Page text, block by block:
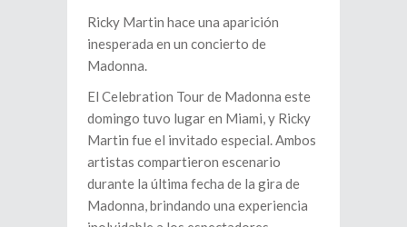
Ricky Martin hace una aparición
inesperada en un concierto de
Madonna.
El Celebration Tour de Madonna este
domingo tuvo lugar en Miami, y Ricky
Martin fue el invitado especial. Ambos
artistas compartieron escenario
durante la última fecha de la gira de
Madonna, brindando una experiencia